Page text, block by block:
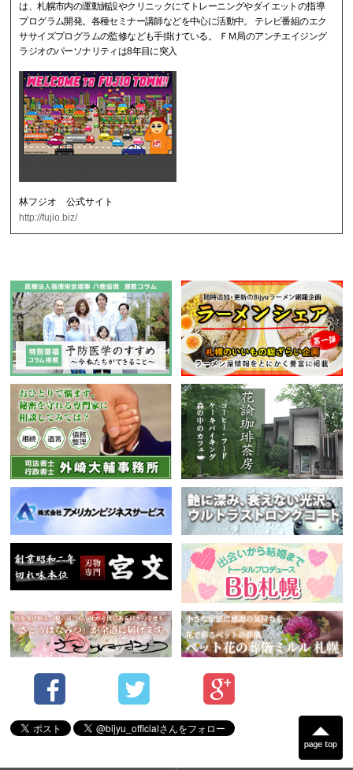
は、札幌市内の運動施設やクリニックにてトレーニングやダイエットの指導
プログラム開発。各種セミナー講師などを中心に活動中。 テレビ番組のエク
ササイズプログラムの監修なども手掛けている。 ＦＭ局のアンチエイジング
ラジオのパーソナリティは8年目に突入
林フジオ 公式サイト
http://fujio.biz/